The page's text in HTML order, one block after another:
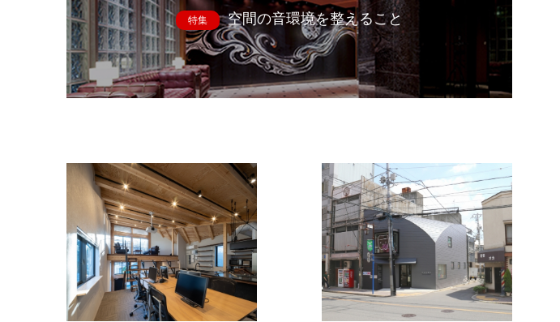
特集 空間の音環境を整えること